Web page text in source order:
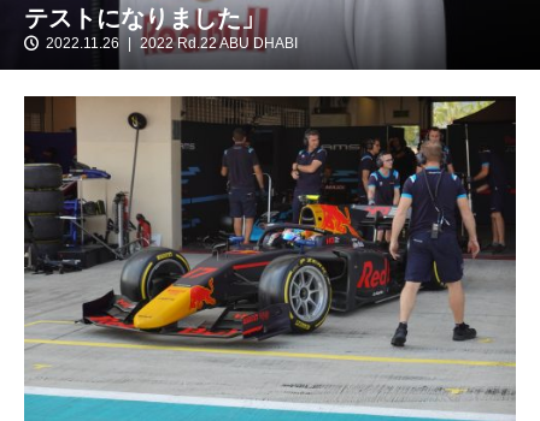
テストになりました」
2022.11.26 2022 Rd.22 ABU DHABI